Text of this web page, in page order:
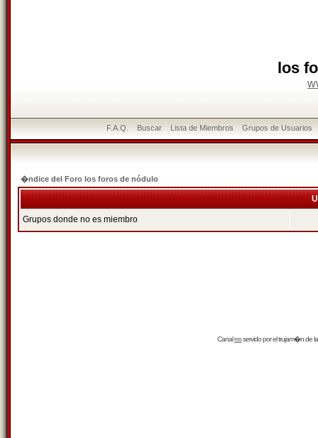
los
F.A.Q. Buscar Lista de Miembros Grupos de Usuarios
�ndice del Foro los foros de nódulo
Grupos donde no es miembro
Canalrssservido por eltrujam�nde